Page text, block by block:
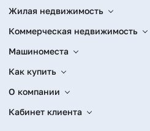
Жилая недвижимость
Коммерческая недвижимость
Машиноместа
Как купить
О компании
Кабинет клиента